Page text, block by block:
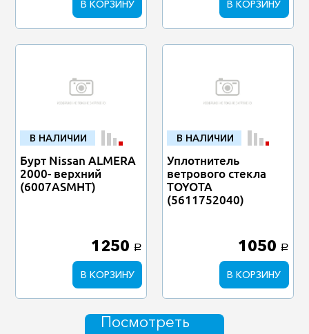
В КОРЗИНУ В КОРЗИНУ
В НАЛИЧИИ
Бурт Nissan ALMERA
2000- верхний
(6007ASMHT)
1250 a
В КОРЗИНУ
В НАЛИЧИИ
Уплотнитель
ветрового стекла
TOYOTA
(5611752040)
1050 a
В КОРЗИНУ
Посмотреть